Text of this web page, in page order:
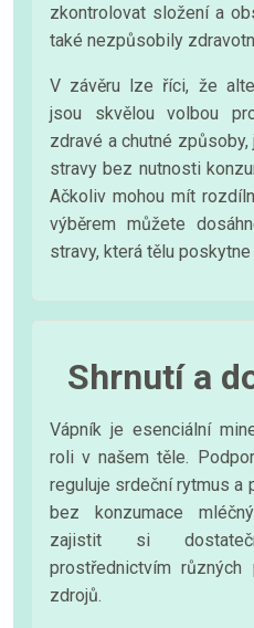
zkontrolovat složení a
také nezpůsobily
V závěru lze říci, že
jsou skvělou volbou
zdravé a chutné
stravy bez nutnosti
Ačkoliv mohou mít
výběrem můžete
stravy, která tělu
Shrnutí a
Vápník je esenciální
roli v našem těle.
reguluje srdeční rytmus a
bez konzumace
zajistit si
prostřednictvím různých
zdrojů.